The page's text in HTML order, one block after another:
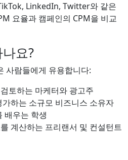
LinkedIn, Twitter와 같은
요율과 캠페인의 CPM을 비교
요?
사람들에게 유용합니다:
토하는 마케터와 광고주
하는 소규모 비즈니스 소유자
배우는 학생
계산하는 프리랜서 및 컨설턴트